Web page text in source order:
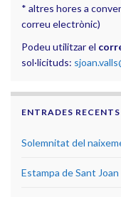
* altres hores a
correu electrònic)
Podeu utilitzar el
sol·licituds:
ENTRADES RECENTS
Solemnitat del
Estampa de Sant Joan